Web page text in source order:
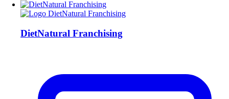
DietNatural Franchising